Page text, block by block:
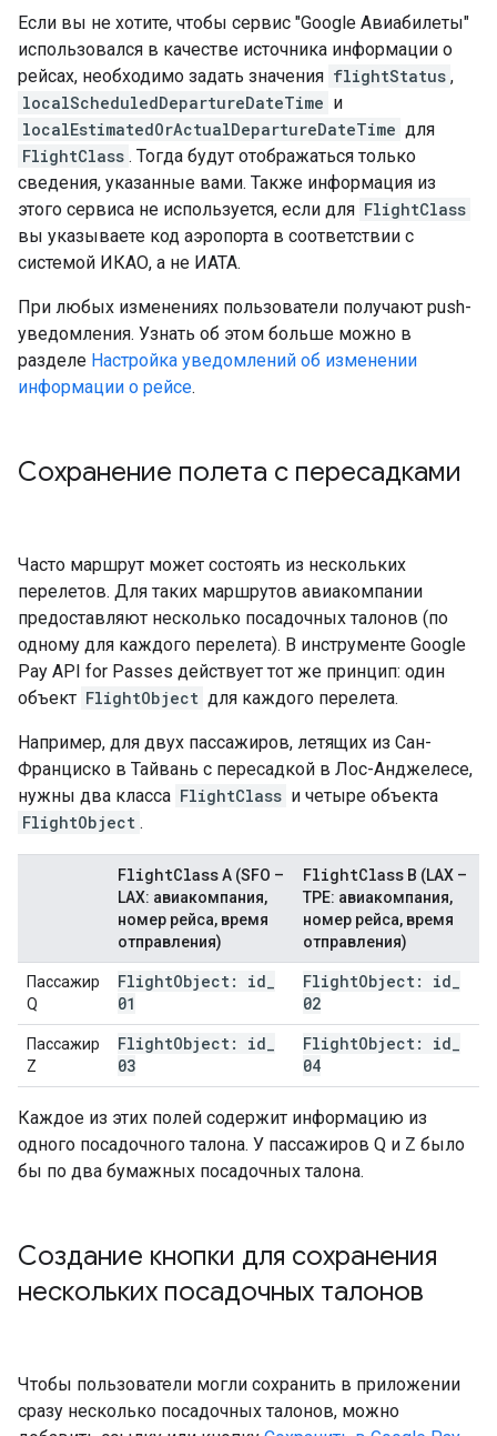
Если вы не хотите, чтобы сервис "Google Авиабилеты"
использовался в качестве источника информации о
рейсах, необходимо задать значения flightStatus ,
localScheduledDepartureDateTime и
localEstimatedOrActualDepartureDateTime для
FlightClass . Тогда будут отображаться только
сведения, указанные вами. Также информация из
этого сервиса не используется, если для FlightClass
вы указываете код аэропорта в соответствии с
системой ИКАО, а не ИАТА.
При любых изменениях пользователи получают push-
уведомления. Узнать об этом больше можно в
разделе Настройка уведомлений об изменении
информации о рейсе.
Сохранение полета с пересадками
Часто маршрут может состоять из нескольких
перелетов. Для таких маршрутов авиакомпании
предоставляют несколько посадочных талонов (по
одному для каждого перелета). В инструменте Google
Pay API for Passes действует тот же принцип: один
объект FlightObject для каждого перелета.
Например, для двух пассажиров, летящих из Сан-
Франциско в Тайвань с пересадкой в Лос-Анджелесе,
нужны два класса FlightClass и четыре объекта
FlightObject .
FlightClassA (SFO –
LAX: авиакомпания,
номер рейса, время
отправления)
FlightClass B (LAX –
TPE: авиакомпания,
номер рейса, время
отправления)
Пассажир
Q
FlightObject: id
01
FlightObject: id
02
Пассажир
Z
FlightObject: id
03
FlightObject: id
04
Каждое из этих полей содержит информацию из
одного посадочного талона. У пассажиров Q и Z было
бы по два бумажных посадочных талона.
Создание кнопки для сохранения
нескольких посадочных талонов
Чтобы пользователи могли сохранить в приложении
сразу несколько посадочных талонов, можно